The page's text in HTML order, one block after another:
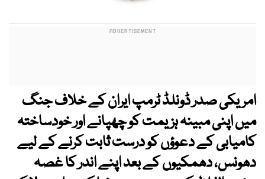
امریکی صدر ڈونلڈ ٹرمپ ایران کے خلاف جنگ
میں اپنی مبینہ ہزیمت کو چھپانے اور خودساختہ
کامیابی کے دعوؤں کو درست ثابت کرنے کے لیے
دھونس، دھمکیوں کے بعد اپنے اندر کا غصہ